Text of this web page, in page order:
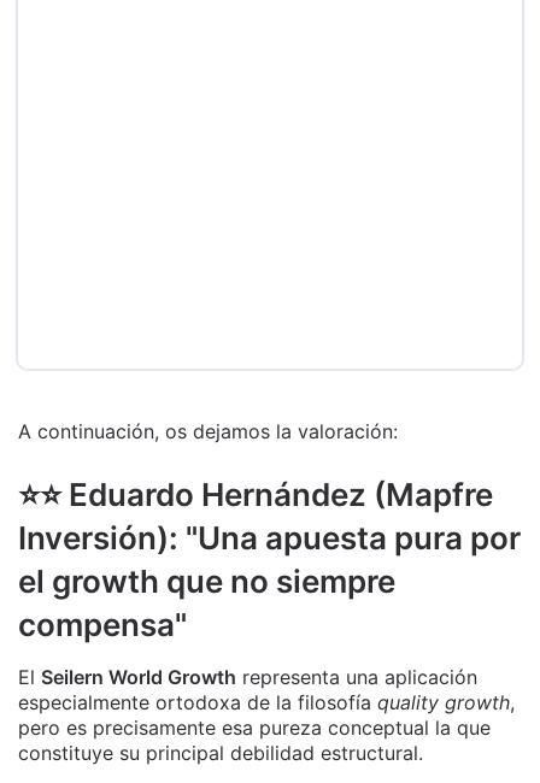
A continuación, os dejamos la valoración:
⭐️⭐️ Eduardo Hernández (Mapfre
Inversión): "Una apuesta pura por
el growth que no siempre
compensa"
El Seilern World Growth representa una aplicación
especialmente ortodoxa de la filosofía quality growth,
pero es precisamente esa pureza conceptual la que
constituye su principal debilidad estructural.